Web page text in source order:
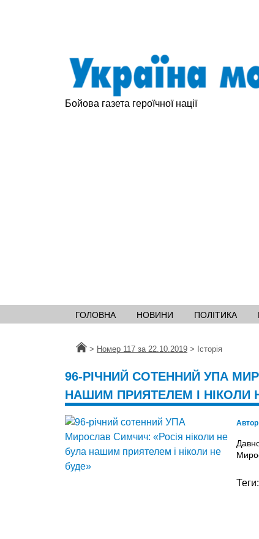
Бойова газета героїчної нації
ГОЛОВНА НОВИНИ ПОЛІТИКА
Головна
> Номер 117 за 22.10.2019 > Історія
96-РІЧНИЙ СОТЕННИЙ УПА
НАШИМ ПРИЯТЕЛЕМ І НІКОЛИ
Теги: